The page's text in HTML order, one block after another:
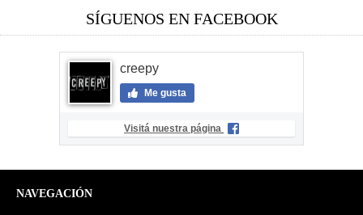
SÍGUENOS EN FACEBOOK
creepy
Me gusta
Visitá nuestra página
NAVEGACIÓN